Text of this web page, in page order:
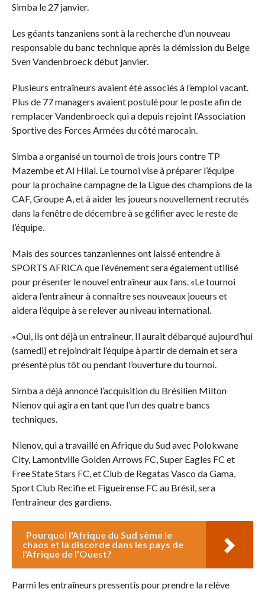
Simba le 27 janvier.
Les géants tanzaniens sont à la recherche d’un nouveau
responsable du banc technique après la démission du Belge
Sven Vandenbroeck début janvier.
Plusieurs entraîneurs avaient été associés à l’emploi vacant.
Plus de 77 managers avaient postulé pour le poste afin de
remplacer Vandenbroeck qui a depuis rejoint l’Association
Sportive des Forces Armées du côté marocain.
Simba a organisé un tournoi de trois jours contre TP
Mazembe et Al Hilal. Le tournoi vise à préparer l’équipe
pour la prochaine campagne de la Ligue des champions de la
CAF, Groupe A, et à aider les joueurs nouvellement recrutés
dans la fenêtre de décembre à se gélifier avec le reste de
l’équipe.
Mais des sources tanzaniennes ont laissé entendre à
SPORTS AFRICA que l’événement sera également utilisé
pour présenter le nouvel entraîneur aux fans. «Le tournoi
aidera l’entraîneur à connaître ses nouveaux joueurs et
aidera l’équipe à se relever au niveau international.
«Oui, ils ont déjà un entraîneur. Il aurait débarqué aujourd’hui
(samedi) et rejoindrait l’équipe à partir de demain et sera
présenté plus tôt ou pendant l’ouverture du tournoi.
Simba a déjà annoncé l’acquisition du Brésilien Milton
Nienov qui agira en tant que l’un des quatre bancs
techniques.
Nienov, qui a travaillé en Afrique du Sud avec Polokwane
City, Lamontville Golden Arrows FC, Super Eagles FC et
Free State Stars FC, et Club de Regatas Vasco da Gama,
Sport Club Recifie et Figueirense FC au Brésil, sera
l’entraîneur des gardiens.
Pourquoi l'Afrique du Sud sème le
chaos et la discorde dans les pays de
l'Afrique de l'Ouest?
Parmi les entraîneurs pressentis pour prendre la relève